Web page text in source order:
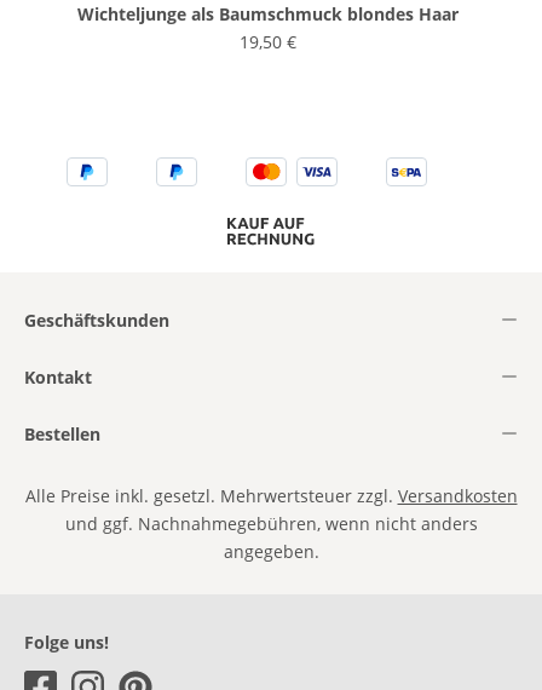
Wichteljunge als Baumschmuck blondes Haar
19,50 €
Geschäftskunden
Kontakt
Bestellen
Alle Preise inkl. gesetzl. Mehrwertsteuer zzgl. Versandkosten
und ggf. Nachnahmegebühren, wenn nicht anders
angegeben.
Folge uns!